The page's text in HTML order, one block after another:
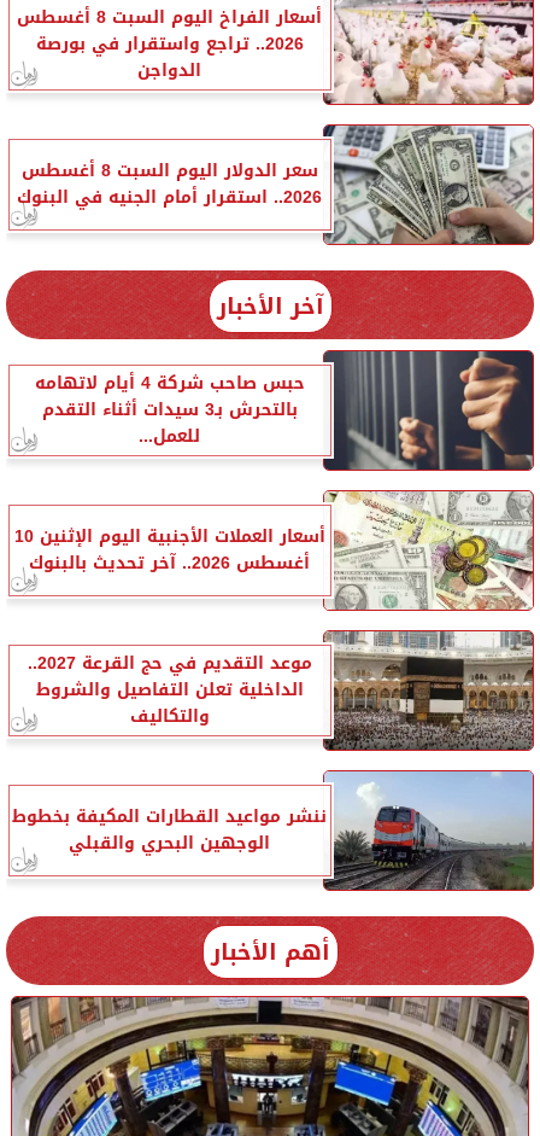
أسعار الفراخ اليوم السبت 8 أغسطس
2026.. تراجع واستقرار في بورصة
الدواجن
سعر الدولار اليوم السبت 8 أغسطس
2026.. استقرار أمام الجنيه في البنوك
آخر الأخبار
حبس صاحب شركة 4 أيام لاتهامه
بالتحرش بـ3 سيدات أثناء التقدم
للعمل...
أسعار العملات الأجنبية اليوم الإثنين 10
أغسطس 2026.. آخر تحديث بالبنوك
موعد التقديم في حج القرعة 2027..
الداخلية تعلن التفاصيل والشروط
والتكاليف
ننشر مواعيد القطارات المكيفة بخطوط
الوجهين البحري والقبلي
أهم الأخبار